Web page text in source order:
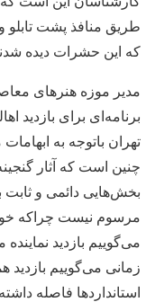
طریق منافذ پشت تابلو
که این حشرات دیده
مدیر موزه هنرهای
برنامه‌ای برای بازدید
تهران باتوجه به
چنین است که آثار
بخش‌هایی دائمی و ثابت
مرسوم نیست چراکه
می‌گوییم بازدید
زمانی می‌گوییم بازدید
استانداردها فاصله